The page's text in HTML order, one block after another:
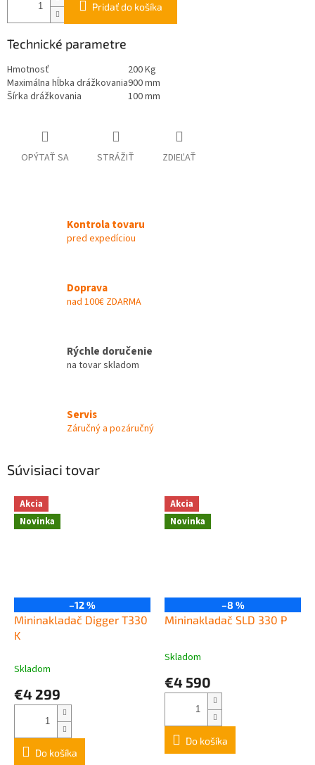
Pridať do košíka
Technické parametre
Hmotnosť
200 Kg
Maximálna hĺbka drážkovania900 mm
Šírka drážkovania
100 mm
OPÝTAŤ SA STRÁŽIŤ ZDIEĽAŤ
Kontrola tovaru
pred expedíciou
Doprava
nad 100€ ZDARMA
Rýchle doručenie
na tovar skladom
Servis
Záručný a pozáručný
Súvisiaci tovar
Akcia
Novinka
–12 %
Mininakladač Digger T330
K
Skladom
€4 299
Do košíka
Akcia
Novinka
–8 %
Mininakladač SLD 330 P
Priemerné
produktu
z
hviezdičiek.
Skladom
€4 590
Do košíka